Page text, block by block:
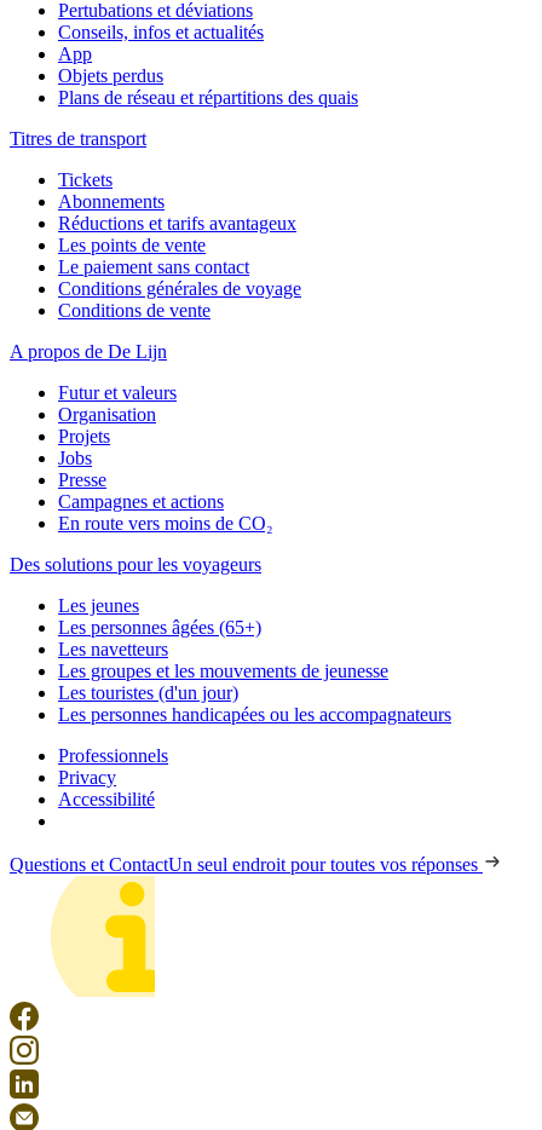
Pertubations et déviations
Conseils, infos et actualités
App
Objets perdus
Plans de réseau et répartitions des quais
Titres de transport
Tickets
Abonnements
Réductions et tarifs avantageux
Les points de vente
Le paiement sans contact
Conditions générales de voyage
Conditions de vente
A propos de De Lijn
Futur et valeurs
Organisation
Projets
Jobs
Presse
Campagnes et actions
En route vers moins de CO₂
Des solutions pour les voyageurs
Les jeunes
Les personnes âgées (65+)
Les navetteurs
Les groupes et les mouvements de jeunesse
Les touristes (d'un jour)
Les personnes handicapées ou les accompagnateurs
Professionnels
Privacy
Accessibilité
Questions et ContactUn seul endroit pour toutes vos réponses